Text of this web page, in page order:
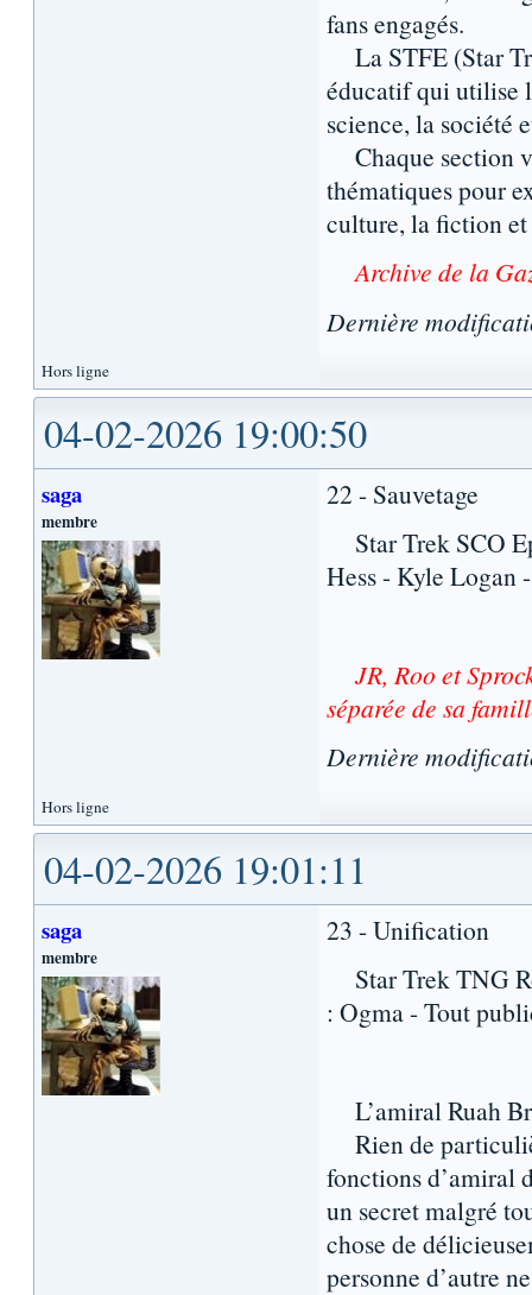
fans engagés.
La STFE (Star
éducatif qui utilise
science, la société
Chaque section
thématiques pour
culture, la fiction
Archive de la
Dernière
Hors ligne
04-02-2026 19:00:50
saga
membre
22 - Sauvetage
Star Trek SCO
Hess - Kyle Logan
JR, Roo et
séparée de sa
Dernière
Hors ligne
04-02-2026 19:01:11
saga
membre
23 - Unification
Star Trek TNG
: Ogma - Tout
L’amiral Ruah
Rien de
fonctions d’amiral
un secret malgré
chose de
personne d’autre